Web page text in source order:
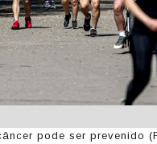
pode ser prevenido